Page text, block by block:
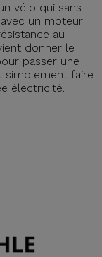
vélo qui sans
un moteur
au
donner le
passer une
simplement faire
électricité.